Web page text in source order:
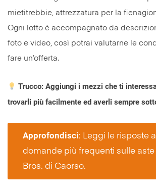
mietitrebbie, attrezzatura per la
Ogni lotto è accompagnato da
foto e video, così potrai valutarne le
fare un’offerta.
Trucco: Aggiungi i mezzi che ti
trovarli più facilmente ed averli sempre
Approfondisci: Leggi le risposte
domande più frequenti sulle aste
Bros. di Caorso.